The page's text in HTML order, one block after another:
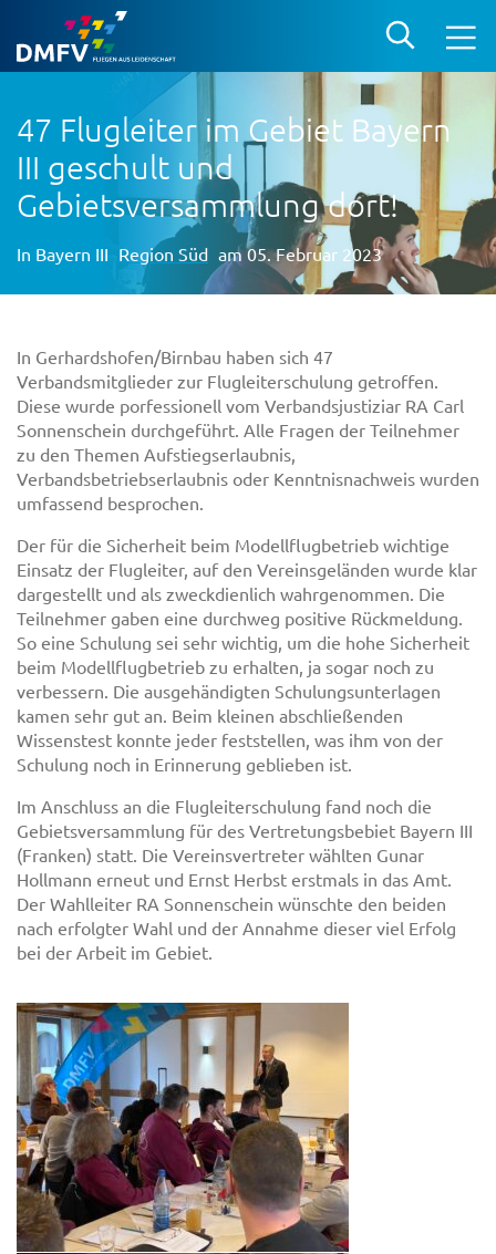
47 Flugleiter im Gebiet Bayern
III geschult und
Gebietsversammlung dort!
In Bayern III Region Süd am 05. Februar 2023
In Gerhardshofen/Birnbau haben sich 47
Verbandsmitglieder zur Flugleiterschulung getroffen.
Diese wurde porfessionell vom Verbandsjustiziar RA Carl
Sonnenschein durchgeführt. Alle Fragen der Teilnehmer
zu den Themen Aufstiegserlaubnis,
Verbandsbetriebserlaubnis oder Kenntnisnachweis wurden
umfassend besprochen.
Der für die Sicherheit beim Modellflugbetrieb wichtige
Einsatz der Flugleiter, auf den Vereinsgeländen wurde klar
dargestellt und als zweckdienlich wahrgenommen. Die
Teilnehmer gaben eine durchweg positive Rückmeldung.
So eine Schulung sei sehr wichtig, um die hohe Sicherheit
beim Modellflugbetrieb zu erhalten, ja sogar noch zu
verbessern. Die ausgehändigten Schulungsunterlagen
kamen sehr gut an. Beim kleinen abschließenden
Wissenstest konnte jeder feststellen, was ihm von der
Schulung noch in Erinnerung geblieben ist.
Im Anschluss an die Flugleiterschulung fand noch die
Gebietsversammlung für des Vertretungsbebiet Bayern III
(Franken) statt. Die Vereinsvertreter wählten Gunar
Hollmann erneut und Ernst Herbst erstmals in das Amt.
Der Wahlleiter RA Sonnenschein wünschte den beiden
nach erfolgter Wahl und der Annahme dieser viel Erfolg
bei der Arbeit im Gebiet.